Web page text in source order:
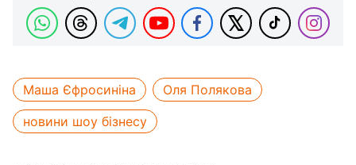
Маша Єфросиніна
Оля Полякова
новини шоу бізнесу